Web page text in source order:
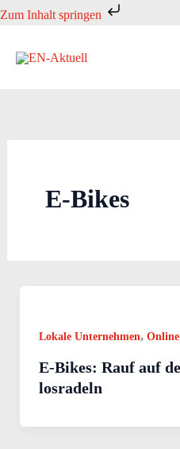
Zum Inhalt springen
Zum
springen
E-Bikes
Lokale Unternehmen,
E-Bikes: Rauf auf
losradeln